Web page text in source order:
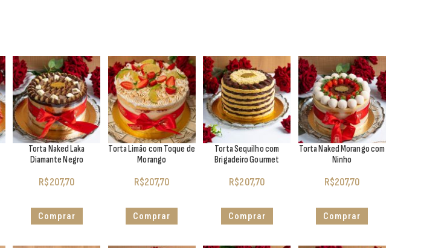
Torta Naked Laka
Diamante Negro
R$207,70
Comprar
Torta Limão com Toque de
Morango
R$207,70
Comprar
Torta Sequilho com
Brigadeiro Gourmet
R$207,70
Comprar
Torta Naked Morango com
Ninho
R$207,70
Comprar